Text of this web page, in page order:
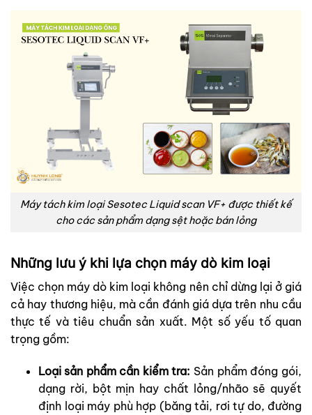
Máy tách kim loại Sesotec Liquid scan VF+ được thiết kế
cho các sản phẩm dạng sệt hoặc bán lỏng
Những lưu ý khi lựa chọn máy dò kim loại
Việc chọn máy dò kim loại không nên chỉ dừng lại ở giá
cả hay thương hiệu, mà cần đánh giá dựa trên nhu cầu
thực tế và tiêu chuẩn sản xuất. Một số yếu tố quan
trọng gồm:
Loại sản phẩm cần kiểm tra: Sản phẩm đóng gói,
dạng rời, bột mịn hay chất lỏng/nhão sẽ quyết
định loại máy phù hợp (băng tải, rơi tự do, đường